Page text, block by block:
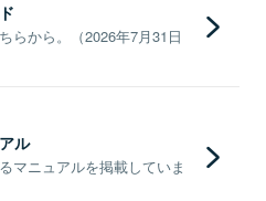
らから。（2026年7月31日
ル
マニュアルを掲載していま